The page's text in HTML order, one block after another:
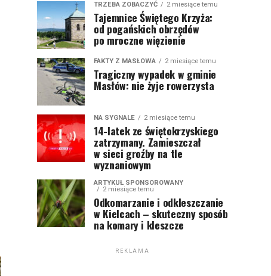
TRZEBA ZOBACZYĆ 2 miesiące temu
Tajemnice Świętego Krzyża:
od pogańskich obrzędów
po mroczne więzienie
FAKTY Z MASŁOWA 2 miesiące temu
Tragiczny wypadek w gminie
Masłów: nie żyje rowerzysta
NA SYGNALE 2 miesiące temu
14-latek ze świętokrzyskiego
zatrzymany. Zamieszczał
w sieci groźby na tle
wyznaniowym
ARTYKUŁ SPONSOROWANY
2 miesiące temu
Odkomarzanie i odkleszczanie
w Kielcach – skuteczny sposób
na komary i kleszcze
REKLAMA